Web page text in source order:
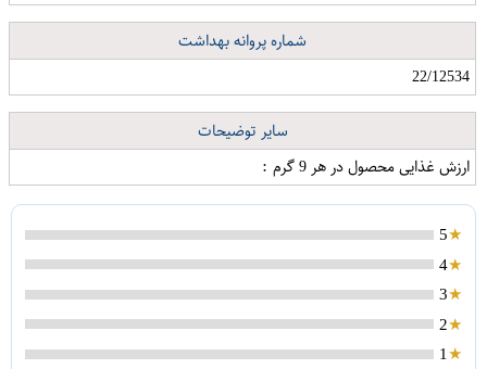
شماره پروانه بهداشت
22/12534
سایر توضیحات
ارزش غذایی محصول در هر 9 گرم :
5
4
3
2
1